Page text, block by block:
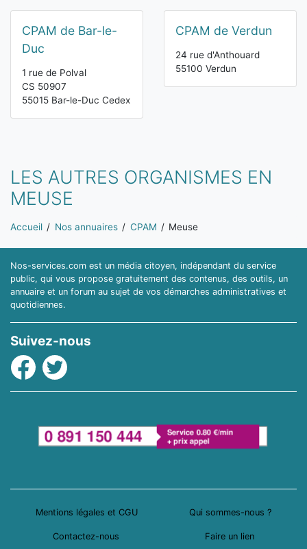
CPAM de Bar-le-
Duc
1 rue de Polval
CS 50907
55015 Bar-le-Duc Cedex
CPAM de Verdun
24 rue d'Anthouard
55100 Verdun
LES AUTRES ORGANISMES EN
MEUSE
Vous êtes ici:
Accueil Nos annuaires CPAM Meuse
Nos-services.com est un média citoyen, indépendant du service
public, qui vous propose gratuitement des contenus, des outils, un
annuaire et un forum au sujet de vos démarches administratives et
quotidiennes.
Suivez-nous
Facebook
Twitter
Mentions légales et CGU Qui sommes-nous ?
Contactez-nous Faire un lien